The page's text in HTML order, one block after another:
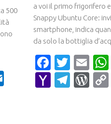
500
Outlook.com
a voi il primo frigorifero
Snappy Ubuntu Core:
smartphone, indica
da solo la bottiglia
Yahoo